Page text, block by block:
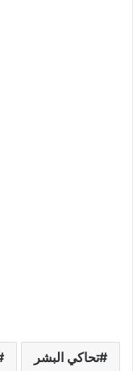
تحاكي البشر